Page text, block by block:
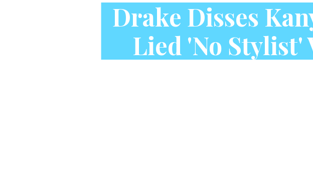
Drake Disses
Lied 'No Stylist'